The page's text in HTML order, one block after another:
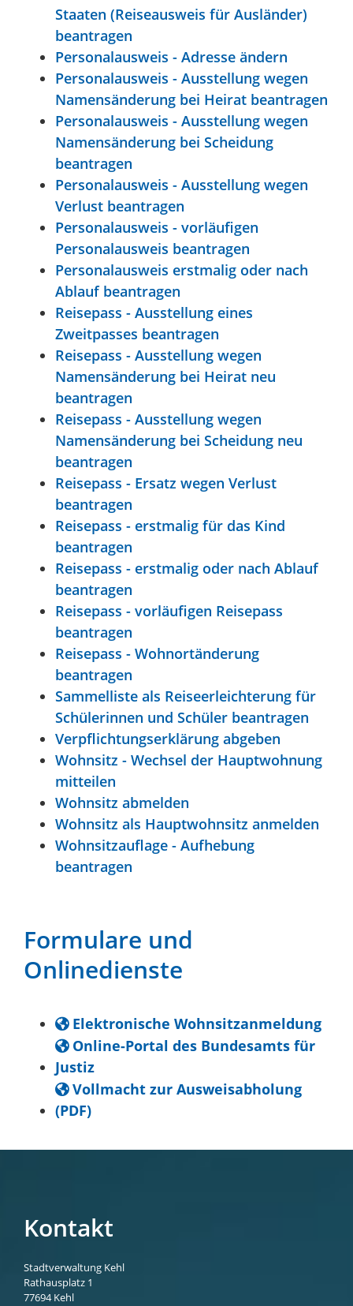
Staaten (Reiseausweis für Ausländer)
beantragen
Personalausweis - Adresse ändern
Personalausweis - Ausstellung wegen
Namensänderung bei Heirat beantragen
Personalausweis - Ausstellung wegen
Namensänderung bei Scheidung
beantragen
Personalausweis - Ausstellung wegen
Verlust beantragen
Personalausweis - vorläufigen
Personalausweis beantragen
Personalausweis erstmalig oder nach
Ablauf beantragen
Reisepass - Ausstellung eines
Zweitpasses beantragen
Reisepass - Ausstellung wegen
Namensänderung bei Heirat neu
beantragen
Reisepass - Ausstellung wegen
Namensänderung bei Scheidung neu
beantragen
Reisepass - Ersatz wegen Verlust
beantragen
Reisepass - erstmalig für das Kind
beantragen
Reisepass - erstmalig oder nach Ablauf
beantragen
Reisepass - vorläufigen Reisepass
beantragen
Reisepass - Wohnortänderung
beantragen
Sammelliste als Reiseerleichterung für
Schülerinnen und Schüler beantragen
Verpflichtungserklärung abgeben
Wohnsitz - Wechsel der Hauptwohnung
mitteilen
Wohnsitz abmelden
Wohnsitz als Hauptwohnsitz anmelden
Wohnsitzauflage - Aufhebung
beantragen
Formulare und
Onlinedienste
Elektronische Wohnsitzanmeldung
Online-Portal des Bundesamts für
Justiz
Vollmacht zur Ausweisabholung
(PDF)
Kontakt
Stadtverwaltung Kehl
Rathausplatz 1
77694 Kehl